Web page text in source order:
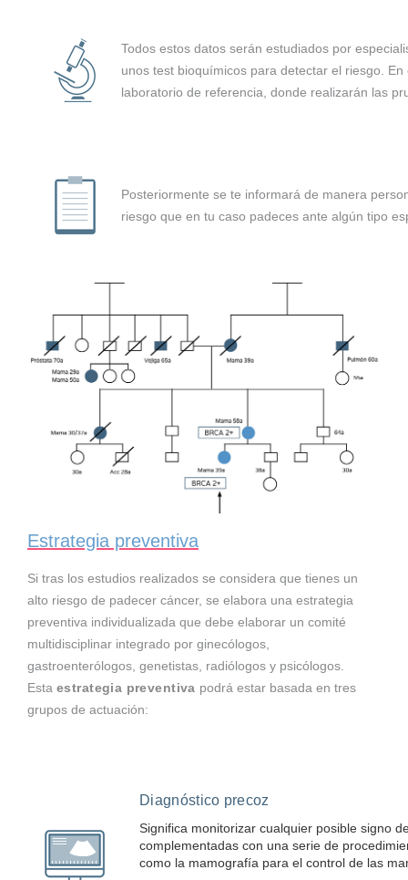
Todos estos datos serán estudiados por
unos test bioquímicos para detectar el riesgo.
laboratorio de referencia, donde realizarán las
Posteriormente se te informará de manera
riesgo que en tu caso padeces ante algún tipo
Estrategia preventiva
Si tras los estudios realizados se considera que tienes un
alto riesgo de padecer cáncer, se elabora una estrategia
preventiva individualizada que debe elaborar un comité
multidisciplinar integrado por ginecólogos,
gastroenterólogos, genetistas, radiólogos y psicólogos.
Esta estrategia preventiva podrá estar basada en tres
grupos de actuación:
Diagnóstico precoz
Significa monitorizar cualquier posible signo
complementadas con una serie de
como la mamografía para el control de las